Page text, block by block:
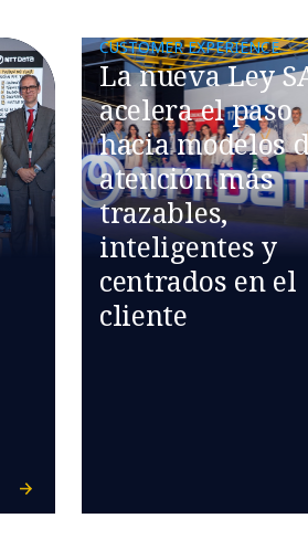
CUSTOMER EXPERIENCE
La nueva Ley
acelera el paso
hacia modelos
atención más
trazables,
inteligentes y
centrados en el
cliente